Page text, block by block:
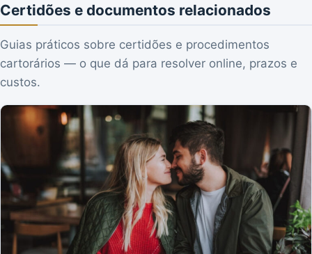
Certidões e documentos relacionados
Guias práticos sobre certidões e procedimentos
cartorários — o que dá para resolver online, prazos e
custos.